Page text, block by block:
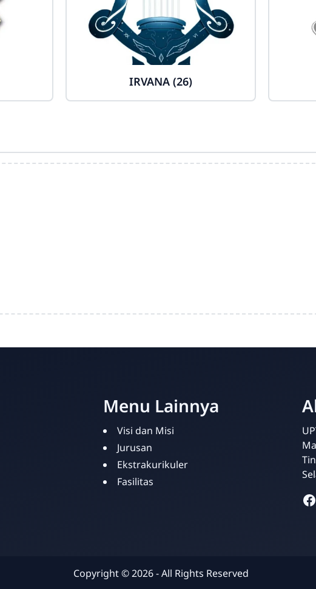
IRVANA (26)
Menu Lainnya
Visi dan Misi
Jurusan
Ekstrakurikuler
Fasilitas
Copyright ©2026- All Rights Reserved